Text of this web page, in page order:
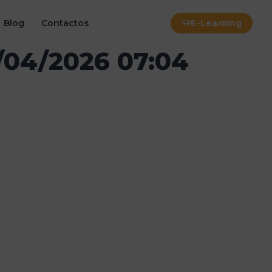
Blog Contactos E-Learning
2026 07:04